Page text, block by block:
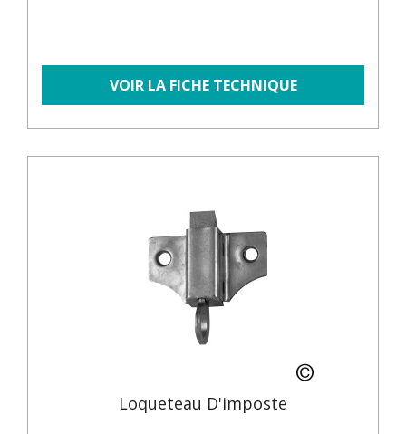
VOIR LA FICHE TECHNIQUE
Loqueteau D'imposte